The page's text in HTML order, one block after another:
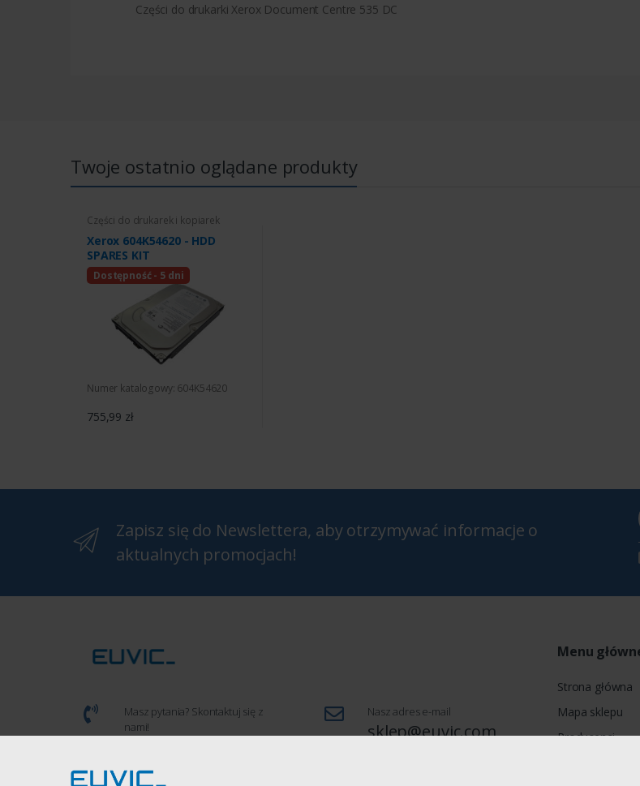
Części do drukarki Xerox Document Centre 535 DC
Twoje ostatnio oglądane produkty
Części do drukarek i kopiarek
Xerox 604K54620 - HDD
SPARES KIT
Dostępność - 5 dni
Numer katalogowy: 604K54620
755,99 zł
Zapisz się do Newslettera, aby otrzymywać informacje o
aktualnych promocjach!
Masz pytania? Skontaktuj się z
nami!
Nasz adres e-mail
sklep@euvic.com
Menu
Strona główna
Mapa sklepu
Producenci